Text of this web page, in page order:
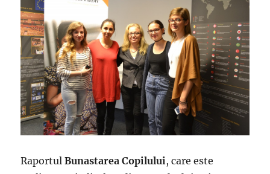
RaportulBunastarea Copilului , care este